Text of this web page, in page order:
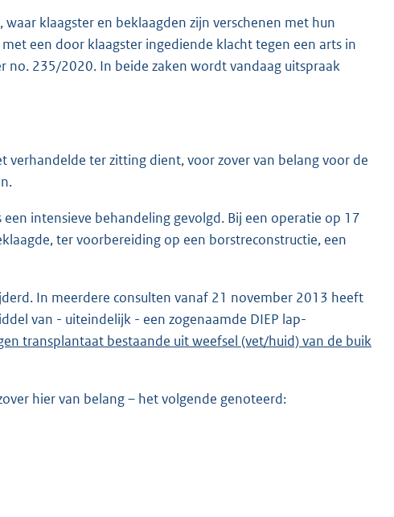
klaagster en beklaagden zijn verschenen met hun
een door klaagster ingediende klacht tegen een arts in
no. 235/2020. In beide zaken wordt vandaag uitspraak
verhandelde ter zitting dient, voor zover van belang voor de
intensieve behandeling gevolgd. Bij een operatie op 17
ter voorbereiding op een borstreconstructie, een
In meerdere consulten vanaf 21 november 2013 heeft
van - uiteindelijk - een zogenaamde DIEP lap-
transplantaat bestaande uit weefsel (vet/huid) van de buik
hier van belang – het volgende genoteerd: